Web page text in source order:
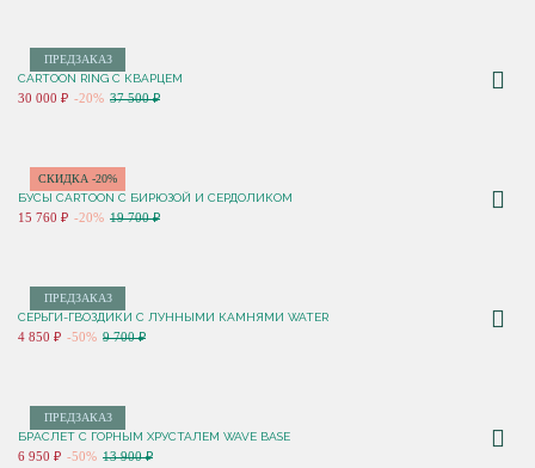
ПРЕДЗАКАЗ
CARTOON RING С КВАРЦЕМ
30 000 ₽ -20% 37 500 ₽
СКИДКА -20%
БУСЫ CARTOON С БИРЮЗОЙ И СЕРДОЛИКОМ
15 760 ₽ -20% 19 700 ₽
ПРЕДЗАКАЗ
СЕРЬГИ-ГВОЗДИКИ С ЛУННЫМИ КАМНЯМИ WATER
4 850 ₽ -50% 9 700 ₽
ПРЕДЗАКАЗ
БРАСЛЕТ С ГОРНЫМ ХРУСТАЛЕМ WAVE BASE
6 950 ₽ -50% 13 900 ₽